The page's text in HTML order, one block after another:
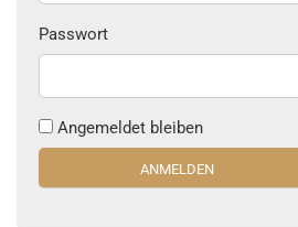
Passwort
Angemeldet bleiben